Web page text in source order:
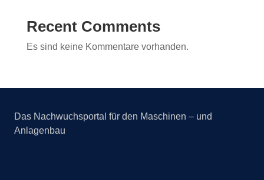
Recent Comments
Es sind keine Kommentare vorhanden.
Das Nachwuchsportal für den Maschinen – und
Anlagenbau